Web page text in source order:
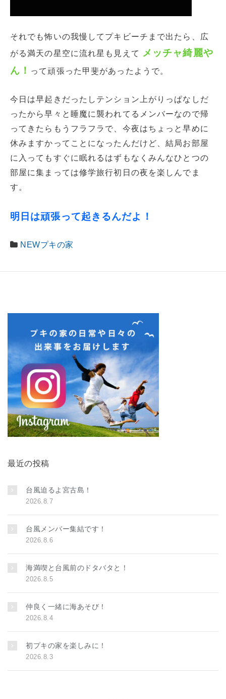
それでも怖いの我慢してプキビーチまで出たら、広
がる満天の星空に流れ星も見えて
メッチャ綺麗や
ん！ って頑張った甲斐があったようで。
今日は早起きだったしテンション上がりっぱなしだ
ったから早々と睡魔に襲われてるメンバーなので帰
ってきたらもうフラフラで、今夜はちょっと早めに
休みますかってことになったんだけど、結局お部屋
に入ってもすぐに眠れるはずもなくみんなひとつの
部屋に集まっては修学旅行初日の夜を楽しんでま
す。
明日は頑張って起きるんだよ！
NEWプキの家
最近の投稿
台風迫るよ宮古島！
2026.8.7
台風メンバー集結です！
2026.8.6
海満喫と台風前のドタバタと！
2026.8.5
仲良く一緒に海あそび！
2026.8.4
初プキの家を楽しみに！
2026.8.3